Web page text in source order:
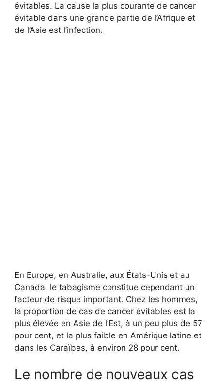
évitables. La cause la plus courante de cancer
évitable dans une grande partie de l’Afrique et
de l’Asie est l’infection.
En Europe, en Australie, aux États-Unis et au
Canada, le tabagisme constitue cependant un
facteur de risque important. Chez les hommes,
la proportion de cas de cancer évitables est la
plus élevée en Asie de l’Est, à un peu plus de 57
pour cent, et la plus faible en Amérique latine et
dans les Caraïbes, à environ 28 pour cent.
Le nombre de nouveaux cas